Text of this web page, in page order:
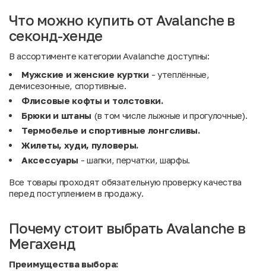
Что можно купить от Avalanche в
секонд-хенде
В ассортименте категории Avalanche доступны:
Мужские и женские куртки - утеплённые,
демисезонные, спортивные.
Флисовые кофты и толстовки.
Брюки и штаны (в том числе лыжные и прогулочные).
Термобелье и спортивные лонгсливы.
Жилеты, худи, пуловеры.
Аксессуары - шапки, перчатки, шарфы.
Все товары проходят обязательную проверку качества
перед поступлением в продажу.
Почему стоит выбрать Avalanche в
Мегахенд
Преимущества выбора: